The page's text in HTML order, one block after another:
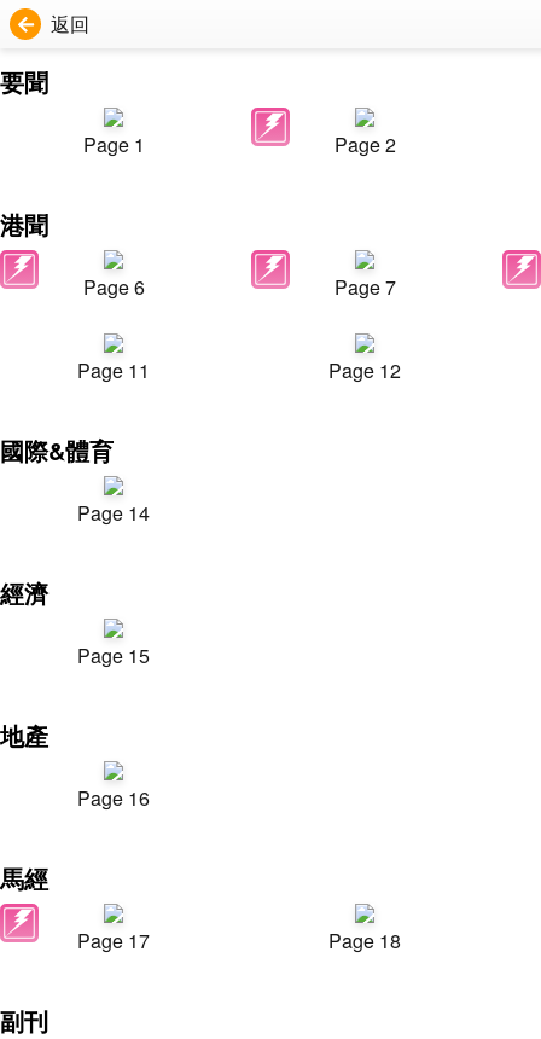
返回
要聞
Page 1 Page 2
港聞
Page 6 Page 7
Page 11 Page 12
國際&體育
Page 14
經濟
Page 15
地產
Page 16
馬經
Page 17 Page 18
副刊